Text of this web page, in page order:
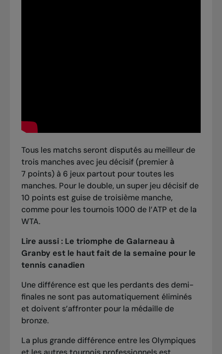
Tous les matchs seront disputés au meilleur de
trois manches avec jeu décisif (premier à
7 points) à 6 jeux partout pour toutes les
manches. Pour le double, un super jeu décisif de
10 points est guise de troisième manche,
comme pour les tournois 1000 de l’ATP et de la
WTA.
Lire aussi : Le triomphe de Galarneau à
Granby est le haut fait de la semaine pour le
tennis canadien
Une différence est que les perdants des demi-
finales ne sont pas automatiquement éliminés
et doivent s’affronter pour la médaille de
bronze.
La plus grande différence entre les Olympiques